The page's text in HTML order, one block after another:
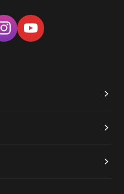
instagramyoutube